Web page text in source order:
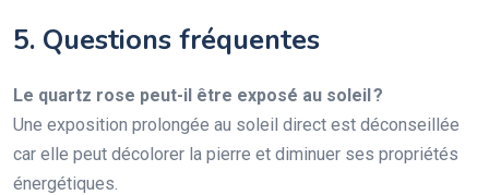
5. Questions fréquentes
Le quartz rose peut-il être exposé au soleil ?
Une exposition prolongée au soleil direct est déconseillée
car elle peut décolorer la pierre et diminuer ses propriétés
énergétiques.